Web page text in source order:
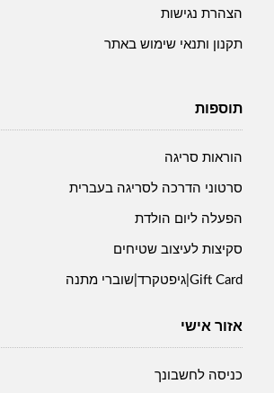
הצהרת נגישות
תקנון ותנאי שימוש באתר
תוספות
הוראות סריגה
סרטוני הדרכה לסריגה בעברית
הפעלה ליום הולדת
סקיצות לעיצוב שטיחים
Gift Card|גיפטקרד|שוברי מתנה
אזור אישי
כניסה לחשבונך